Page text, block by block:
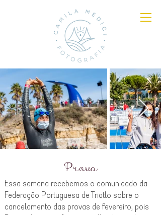
Prova
Essa semana recebemos o comunicado da
Federação Portuguesa de Triatlo sobre o
cancelamento das provas de fevereiro, pois